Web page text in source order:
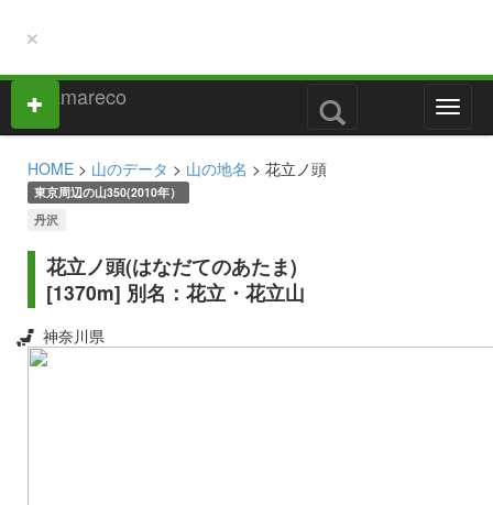
×
M
e
HOME > 山のデータ > 山の地名 > 花立ノ頭
東京周辺の山350(2010年）
丹沢
花立ノ頭(はなだてのあたま)
[1370m] 別名：花立・花立山
神奈川県